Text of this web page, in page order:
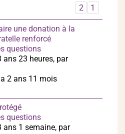
1
2
une donation à la
renforcé
questions
ans 23 heures, par
2 ans 11 mois
questions
ans 1 semaine, par